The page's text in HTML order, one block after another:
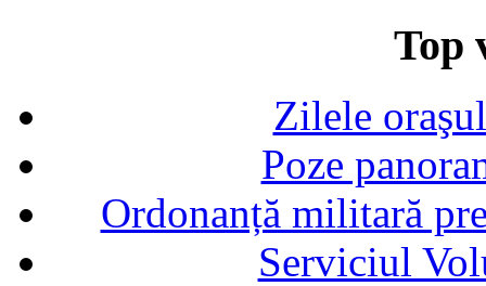
Top
Zilele
Poze
Ordonanță militară
Serviciul